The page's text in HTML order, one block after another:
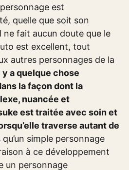
est
quelle que soit son
ne fait aucun doute que le
est excellent, tout
autres personnages de la
a quelque chose
la façon dont la
nuancée et
est traitée avec soin et
traverse autant de
qu’un simple personnage
à ce développement
un personnage